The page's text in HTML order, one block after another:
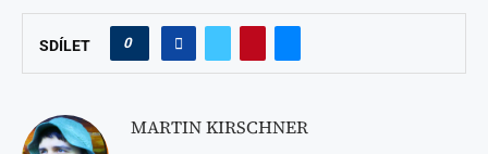
SDÍLET 0
MARTIN KIRSCHNER